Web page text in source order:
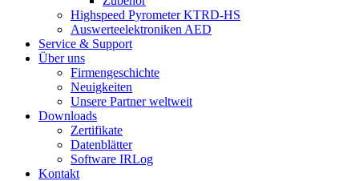
Highspeed Pyrometer KTRD-HS
Auswerteelektroniken AED
Service & Support
Über uns
Firmengeschichte
Neuigkeiten
Unsere Partner weltweit
Downloads
Zertifikate
Datenblätter
Software IRLog
Kontakt